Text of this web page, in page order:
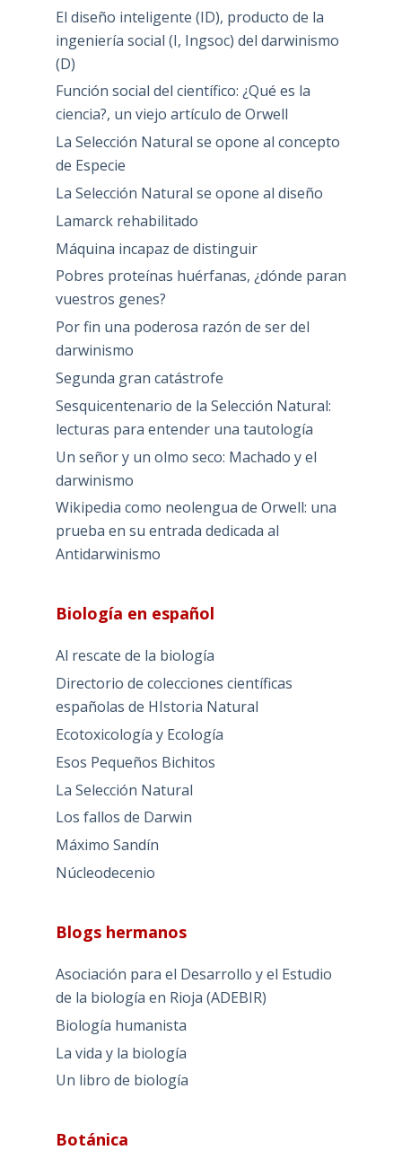
El diseño inteligente (ID), producto de la
ingeniería social (I, Ingsoc) del darwinismo
(D)
Función social del científico: ¿Qué es la
ciencia?, un viejo artículo de Orwell
La Selección Natural se opone al concepto
de Especie
La Selección Natural se opone al diseño
Lamarck rehabilitado
Máquina incapaz de distinguir
Pobres proteínas huérfanas, ¿dónde paran
vuestros genes?
Por fin una poderosa razón de ser del
darwinismo
Segunda gran catástrofe
Sesquicentenario de la Selección Natural:
lecturas para entender una tautología
Un señor y un olmo seco: Machado y el
darwinismo
Wikipedia como neolengua de Orwell: una
prueba en su entrada dedicada al
Antidarwinismo
Biología en español
Al rescate de la biología
Directorio de colecciones científicas
españolas de HIstoria Natural
Ecotoxicología y Ecología
Esos Pequeños Bichitos
La Selección Natural
Los fallos de Darwin
Máximo Sandín
Núcleodecenio
Blogs hermanos
Asociación para el Desarrollo y el Estudio
de la biología en Rioja (ADEBIR)
Biología humanista
La vida y la biología
Un libro de biología
Botánica